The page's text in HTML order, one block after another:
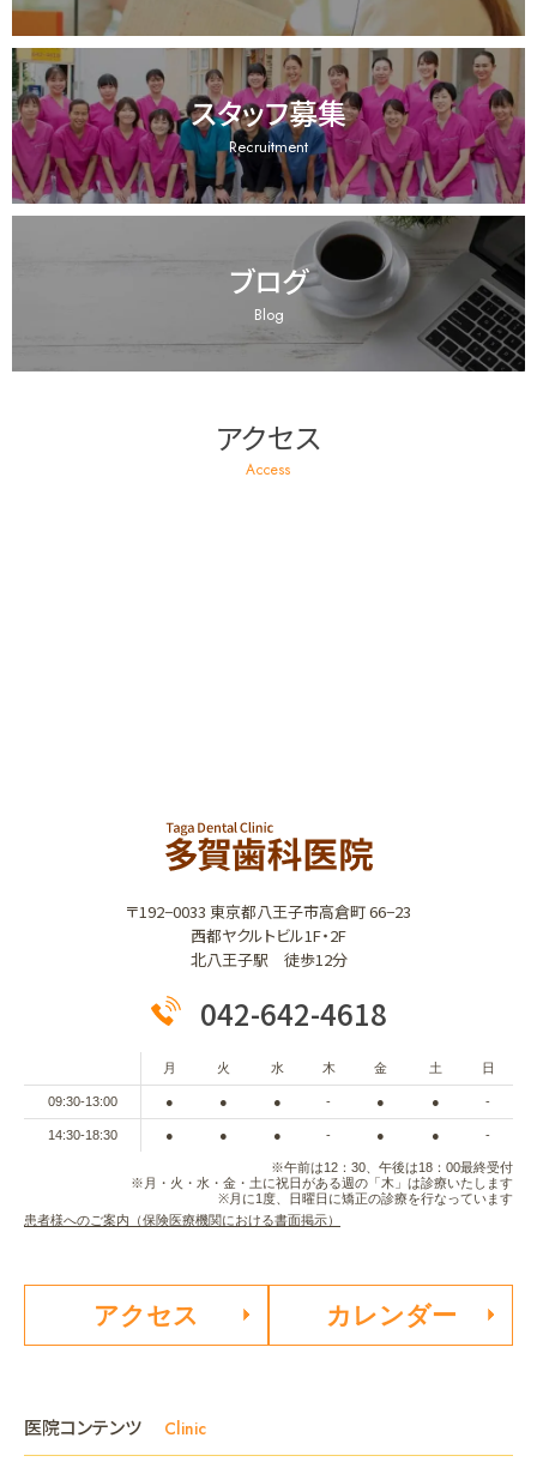
スタッフ募集
Recruitment
ブログ
Blog
アクセス
Access
〒192−0033 東京都八王子市高倉町 66−23
西都ヤクルトビル1F・2F
北八王子駅 徒歩12分
042-642-4618
月 火 水 木 金 土 日
09:30-13:00 ● ● ● - ● ● -
14:30-18:30 ● ● ● - ● ● -
※午前は12：30、午後は18：00最終受付
※月・火・水・金・土に祝日がある週の「木」は診療いたします
※月に1度、日曜日に矯正の診療を行なっています
患者様へのご案内（保険医療機関における書面掲示）
アクセス カレンダー
医院コンテンツ Clinic